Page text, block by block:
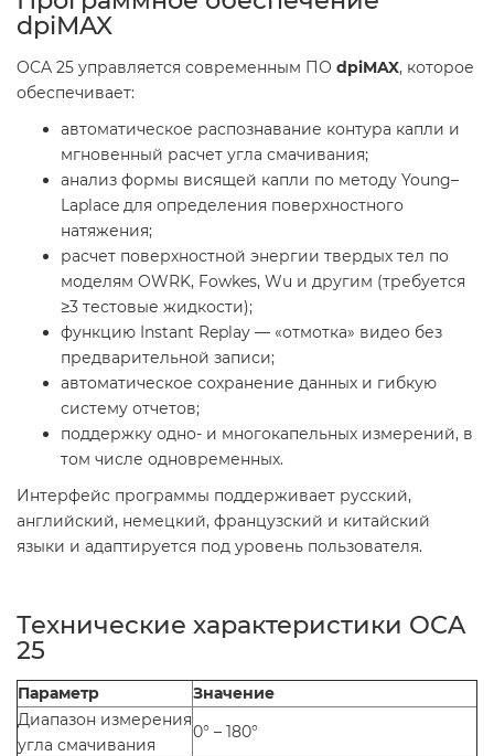
dpiMAX
OCA 25 управляется современным ПО dpiMAX, которое
обеспечивает:
автоматическое распознавание контура капли и
мгновенный расчет угла смачивания;
анализ формы висящей капли по методу Young–
Laplace для определения поверхностного
натяжения;
расчет поверхностной энергии твердых тел по
моделям OWRK, Fowkes, Wu и другим (требуется
≥3 тестовые жидкости);
функцию Instant Replay — «отмотка» видео без
предварительной записи;
автоматическое сохранение данных и гибкую
систему отчетов;
поддержку одно- и многокапельных измерений, в
том числе одновременных.
Интерфейс программы поддерживает русский,
английский, немецкий, французский и китайский
языки и адаптируется под уровень пользователя.
Технические характеристики OCA
25
Параметр
Значение
Диапазон измерения
угла смачивания
0° – 180°